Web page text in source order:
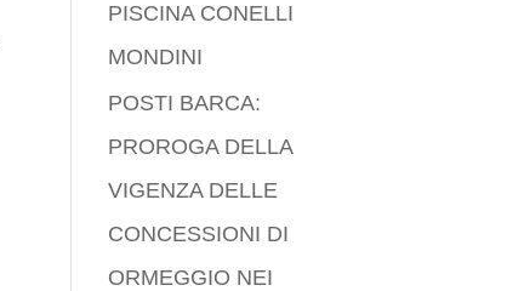
PISCINA CONELLI
MONDINI
POSTI BARCA:
PROROGA DELLA
VIGENZA DELLE
CONCESSIONI DI
ORMEGGIO NEI